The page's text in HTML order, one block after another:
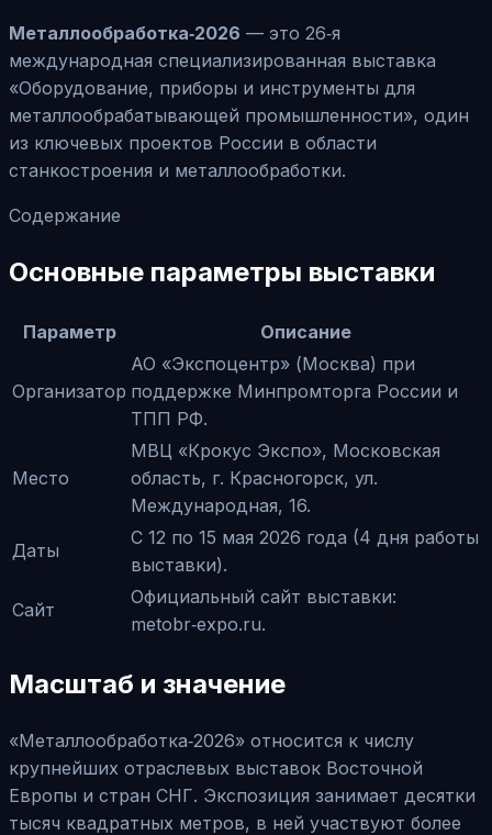
Металлообработка‑2026 — это 26‑я
международная специализированная выставка
«Оборудование, приборы и инструменты для
металлообрабатывающей промышленности», один
из ключевых проектов России в области
станкостроения и металлообработки.
Содержание
Основные параметры выставки
Параметр Описание
Организатор
АО «Экспоцентр» (Москва) при
поддержке Минпромторга России и
ТПП РФ.
Место
МВЦ «Крокус Экспо», Московская
область, г. Красногорск, ул.
Международная, 16.
Даты
С 12 по 15 мая 2026 года (4 дня работы
выставки).
Сайт
Официальный сайт выставки:
metobr‑expo.ru.
Масштаб и значение
«Металлообработка‑2026» относится к числу
крупнейших отраслевых выставок Восточной
Европы и стран СНГ. Экспозиция занимает десятки
тысяч квадратных метров, в ней участвуют более